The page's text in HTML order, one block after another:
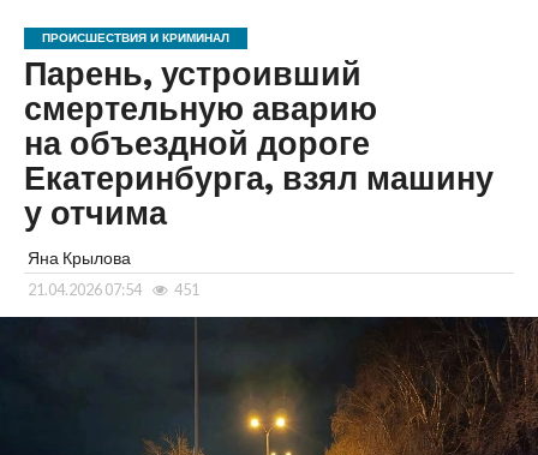
ПРОИСШЕСТВИЯ И КРИМИНАЛ
Парень, устроивший
смертельную аварию
на объездной дороге
Екатеринбурга, взял машину
у отчима
Яна Крылова
21.04.2026 07:54 451